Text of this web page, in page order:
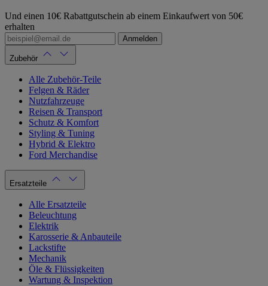
Und einen 10€ Rabattgutschein ab einem Einkaufwert von 50€
erhalten
Anmelden
Zubehör
Alle Zubehör-Teile
Felgen & Räder
Nutzfahrzeuge
Reisen & Transport
Schutz & Komfort
Styling & Tuning
Hybrid & Elektro
Ford Merchandise
Ersatzteile
Alle Ersatzteile
Beleuchtung
Elektrik
Karosserie & Anbauteile
Lackstifte
Mechanik
Öle & Flüssigkeiten
Wartung & Inspektion